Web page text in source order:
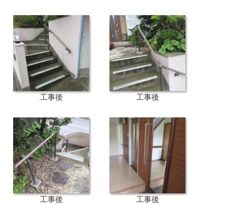
工事後 工事後
工事後 工事後